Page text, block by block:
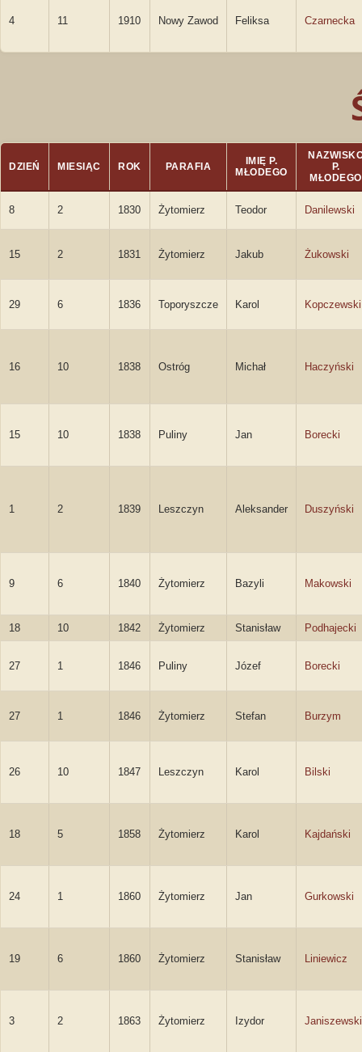
4 11 1910 Nowy Zawod Feliksa Czarnecka
DZIEŃ MIESIĄC ROK PARAFIA
IMIĘ P.
MŁODEGO
P.
MŁODEGO
8 2 1830 Żytomierz Teodor Danilewski
15 2 1831 Żytomierz Jakub Żukowski
29 6 1836 Toporyszcze Karol Kopczewski
16 10 1838 Ostróg Michał Haczyński
15 10 1838 Puliny Jan Borecki
1 2 1839 Leszczyn Aleksander Duszyński
9 6 1840 Żytomierz Bazyli Makowski
18 10 1842 Żytomierz Stanisław Podhajecki
27 1 1846 Puliny Józef Borecki
27 1 1846 Żytomierz Stefan Burzym
26 10 1847 Leszczyn Karol Bilski
18 5 1858 Żytomierz Karol Kajdański
24 1 1860 Żytomierz Jan Gurkowski
19 6 1860 Żytomierz Stanisław Liniewicz
3 2 1863 Żytomierz Izydor Janiszewski